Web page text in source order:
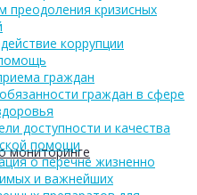
мониторинге
преодоления кризисных
коррупции
граждан
граждан в сфере
доступности и качества
помощи
о перечне жизненно
и важнейших